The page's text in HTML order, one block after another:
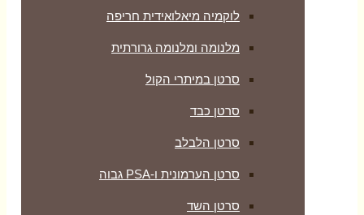
לוקמיה מיאלואידית חריפה
מלנומה ומלנומה גרורתית
סרטן במיתרי הקול
סרטן כבד
סרטן הלבלב
סרטן הערמונית ו-PSA גבוה
סרטן השד